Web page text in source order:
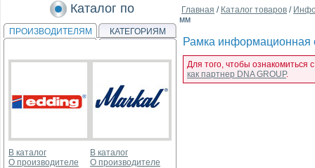
Каталог по
ПРОИЗВОДИТЕЛЯМ КАТЕГОРИЯМ
В каталог
О производителе
В каталог
О производителе
Главная / Каталог товаров /
мм
Рамка информационная
Для того, чтобы
как партнер DNA GROUP.